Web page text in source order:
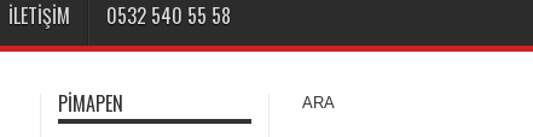
İLETIŞIM 0532 540 55 58
PIMAPEN
ARA